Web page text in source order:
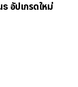
อัปเกรดใหม่